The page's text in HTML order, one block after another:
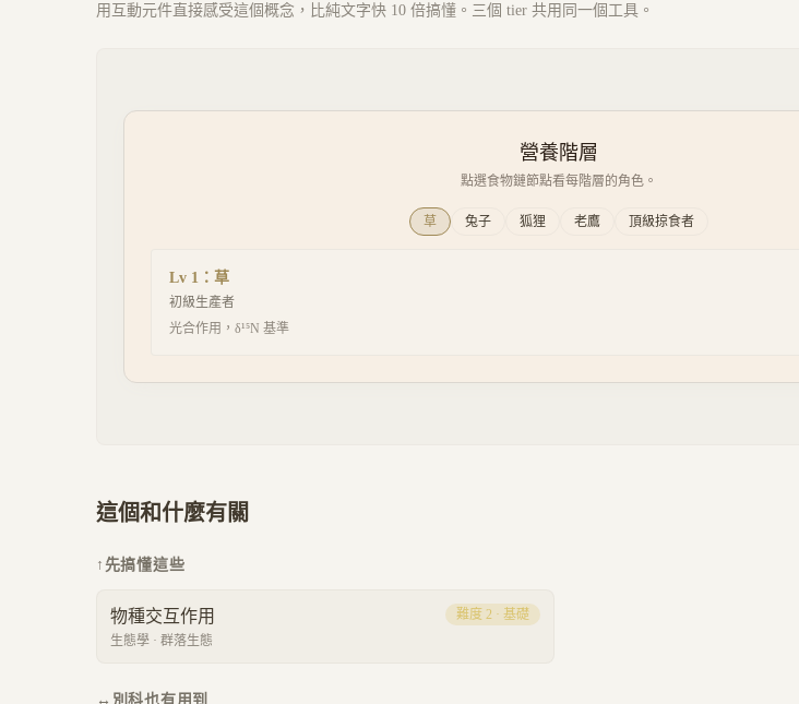
用互動元件直接感受這個概念，比純文字快 10 倍搞懂。三個 tier 共用同一個工具。
營養階層
點選食物鏈節點看每階層的角色。
草 兔子 狐狸 老鷹 頂級掠食者
Lv 1 ： 草
初級生產者
光合作用，δ¹⁵N 基準
這個和什麼有關
↑ 先搞懂這些
物種交互作用
生態學 · 群落生態
難度 2 · 基礎
↔ 別科也有用到